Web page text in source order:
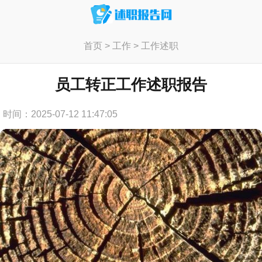
首页> 工作> 工作述职
员工转正工作述职报告
时间：2025-07-12 11:47:05